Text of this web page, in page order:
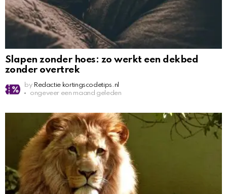
Slapen zonder hoes: zo werkt een dekbed
zonder overtrek
by Redactie kortingscodetips.nl
ongeveer een maand geleden